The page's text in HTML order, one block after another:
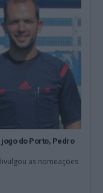
do Porto, Pedro
as nomeações